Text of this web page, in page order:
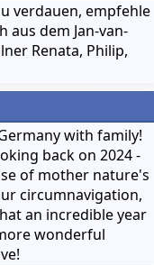
verdauen, empfehle
aus dem Jan-van-
Renata, Philip,
with family!
back on 2024 -
of mother nature's
circumnavigation,
an incredible year
wonderful